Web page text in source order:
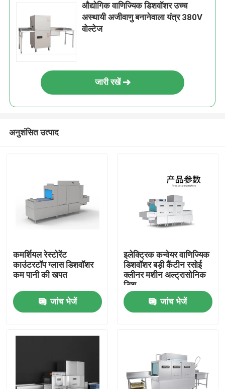
होम
वीआर दिखाएँ
औद्योगिक वाणिज्यिक डिशवॉशर उच्च
अस्थायी अजीवाणु बनानेवाला यंत्र 380V
वोल्टेज
जारी रखें
अनुशंसित उत्पाद
कमर्शियल रेस्टोरेंट
काउंटरटॉप ग्लास डिशवॉशर
कम पानी की खपत
जांच भेजें
इलेक्ट्रिक कन्वेयर वाणिज्यिक
डिशवॉशर बड़ी कैंटीन रसोई
क्लीनर मशीन अल्ट्रासोनिक
डिश
जांच भेजें